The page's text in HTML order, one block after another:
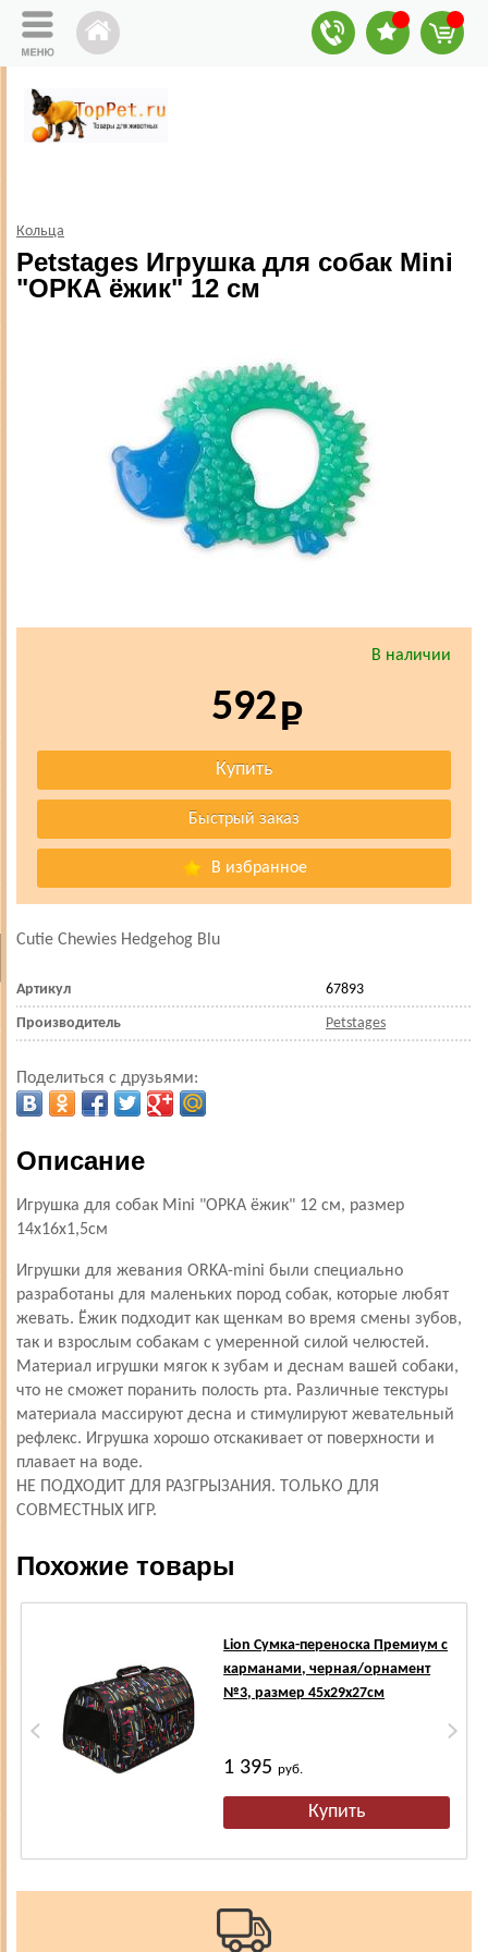
Кольца
Petstages Игрушка для собак Mini
"ОРКА ёжик" 12 см
В наличии
592
В избранное
Cutie Chewies Hedgehog Blu
Артикул 67893
Производитель Petstages
Поделиться с друзьями:
Описание
Игрушка для собак Mini "ОРКА ёжик" 12 см, размер
14х16х1,5см
Игрушки для жевания ORKA-mini были специально
разработаны для маленьких пород собак, которые любят
жевать. Ёжик подходит как щенкам во время смены зубов,
так и взрослым собакам с умеренной силой челюстей.
Материал игрушки мягок к зубам и деснам вашей собаки,
что не сможет поранить полость рта. Различные текстуры
материала массируют десна и стимулируют жевательный
рефлекс. Игрушка хорошо отскакивает от поверхности и
плавает на воде.
НЕ ПОДХОДИТ ДЛЯ РАЗГРЫЗАНИЯ. ТОЛЬКО ДЛЯ
СОВМЕСТНЫХ ИГР.
Похожие товары
Lion Сумка-переноска Премиум с
карманами, черная/орнамент
№3, размер 45х29х27см
1 395руб.